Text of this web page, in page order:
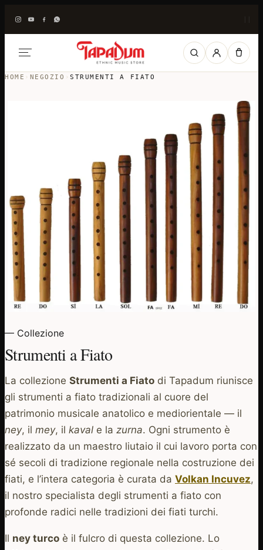
HOME › NEGOZIO ›STRUMENTI A FIATO
— Collezione
Strumenti a Fiato
La collezione Strumenti a Fiato di Tapadum riunisce
gli strumenti a fiato tradizionali al cuore del
patrimonio musicale anatolico e mediorientale — il
ney, il mey, il kaval e la zurna. Ogni strumento è
realizzato da un maestro liutaio il cui lavoro porta con
sé secoli di tradizione regionale nella costruzione dei
fiati, e l’intera categoria è curata da Volkan Incuvez,
il nostro specialista degli strumenti a fiato con
profonde radici nelle tradizioni dei fiati turchi.
Il ney turco è il fulcro di questa collezione. Lo